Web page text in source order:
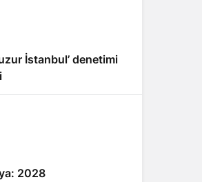
İstanbul’ denetimi
2028